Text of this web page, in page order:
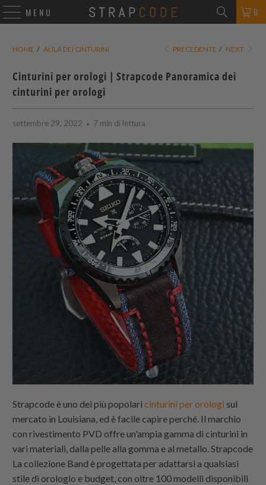
MENU 0
HOME / AULA DEI CINTURINI PRECEDENTE / NEXT
Cinturini per orologi |Strapcode Panoramica dei
cinturini per orologi
settembre 29, 2022 7 min di lettura
Strapcode è uno dei più popolaricinturini per orologi sul
mercato in Louisiana, ed è facile capire perché. Il marchio
con rivestimento PVD offre un'ampia gamma di cinturini in
vari materiali, dalla pelle alla gomma e al metallo. Strapcode
La collezione Band è progettata per adattarsi a qualsiasi
stile di orologio e budget, con oltre 100 modelli disponibili